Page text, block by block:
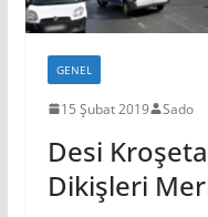
GENEL
15 Şubat 2019 Sado
Desi
Dikişleri